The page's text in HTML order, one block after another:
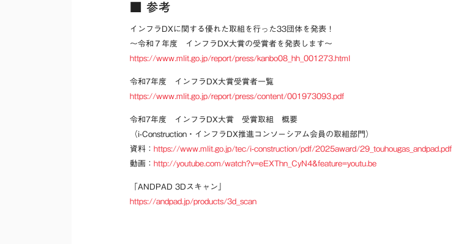
■ 参考
インフラDXに関する優れた取組を行った33団体を発表！
～令和７年度 インフラDX大賞の受賞者を発表します～
https://www.mlit.go.jp/report/press/kanbo08_hh_001273.html
令和7年度 インフラDX大賞受賞者一覧
https://www.mlit.go.jp/report/press/content/001973093.pdf
令和7年度 インフラDX大賞 受賞取組 概要
（i-Construction・インフラDX推進コンソーシアム会員の取組部門）
資料： https://www.mlit.go.jp/tec/i-construction/pdf/2025award/29_touhougas_andpad.pdf
動画： http://youtube.com/watch?v=eEXThn_CyN4&feature=youtu.be
「ANDPAD 3Dスキャン」
https://andpad.jp/products/3d_scan